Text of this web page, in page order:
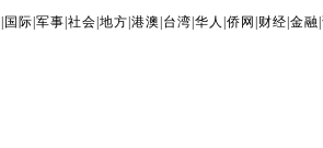
国际 |军事 |社会 |地方 |港澳 台湾 |华人 |侨网 财经 |金融 |